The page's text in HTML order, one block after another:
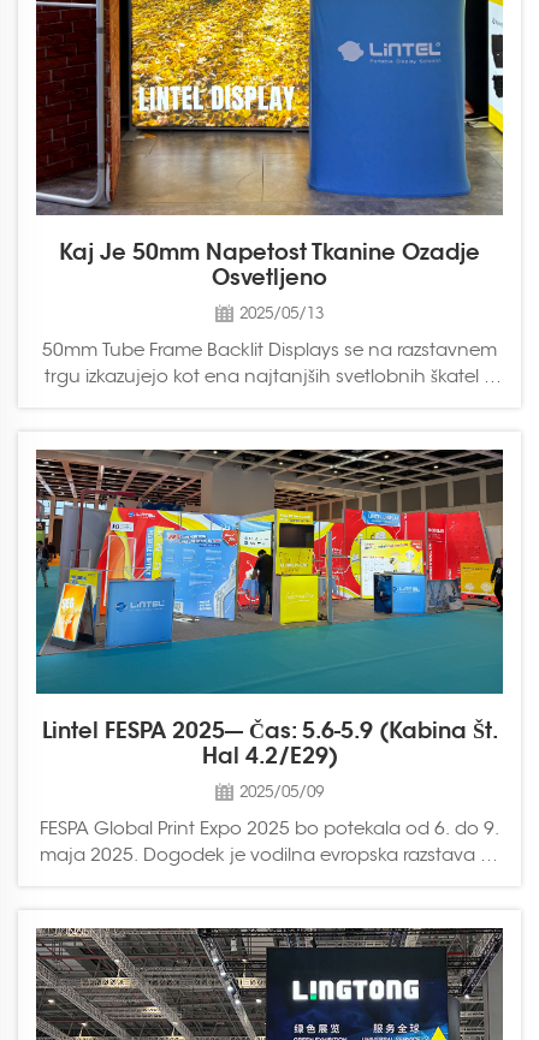
Kaj Je 50mm Napetost Tkanine Ozadje
Osvetljeno
2025/05/13
50mm Tube Frame Backlit Displays se na razstavnem
trgu izkazujejo kot ena najtanjših svetlobnih škatel iz
strokovno integrira strateško postavljene LED luči, ki
zagotavljajo svetlobo
Lintel FESPA 2025--- Čas: 5.6-5.9 (kabina Št.
Hal 4.2/E29)
2025/05/09
FESPA Global Print Expo 2025 bo potekala od 6. do 9.
maja 2025. Dogodek je vodilna evropska razstava za
inovativnih izdelkov s globalnim...